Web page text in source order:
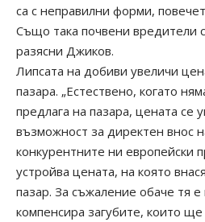
са с неправилни форми,
Също така почвени вредители
разясни Джиков.
Липсата на добиви увеличи
пазара. „Естествено, когато
предлага на пазара, цената се
възможност за директен внос
конкурентните ни европейски
устройва цената, на която
пазар. За съжаление обаче тя
компенсира загубите, които